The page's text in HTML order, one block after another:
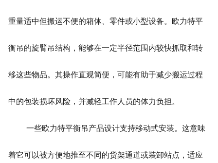
重量适中但搬运不便的箱体、零件或小型设备。欧力特平
衡吊的旋臂吊结构，能够在一定半径范围内较快抓取和转
移这些物品。其操作直观简便，可能有助于减少搬运过程
中的包装损坏风险，并减轻工作人员的体力负担。
一些欧力特平衡吊产品设计支持移动式安装。这意味
着它可以被方便地推至不同的货架通道或装卸站点，适应